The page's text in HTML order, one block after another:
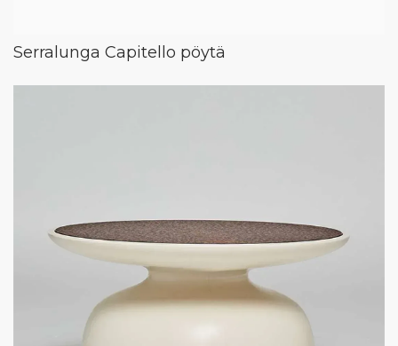
Serralunga Capitello pöytä